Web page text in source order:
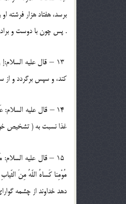
برسد، هفتاد هزار
. پس چون با دوست و
کند، و سپس برگردد و از
غذا نسبت به ( تشخیص
‏15 – قال علیه
دهد خداوند از چشمه